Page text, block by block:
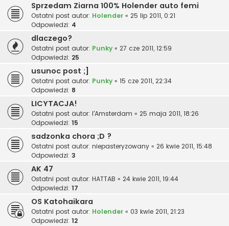
Sprzedam Ziarna 100% Holender auto femi
Ostatni post autor: Holender « 25 lip 2011, 0:21
Odpowiedzi: 4
dlaczego?
Ostatni post autor: Punky « 27 cze 2011, 12:59
Odpowiedzi: 25
usunoc post ;]
Ostatni post autor: Punky « 15 cze 2011, 22:34
Odpowiedzi: 8
LICYTACJA!
Ostatni post autor: I'Amsterdam « 25 maja 2011, 18:26
Odpowiedzi: 15
sadzonka chora ;D ?
Ostatni post autor: niepasteryzowany « 26 kwie 2011, 15:48
Odpowiedzi: 3
AK 47
Ostatni post autor: HATTAB « 24 kwie 2011, 19:44
Odpowiedzi: 17
OS Katohaikara
Ostatni post autor: Holender « 03 kwie 2011, 21:23
Odpowiedzi: 12